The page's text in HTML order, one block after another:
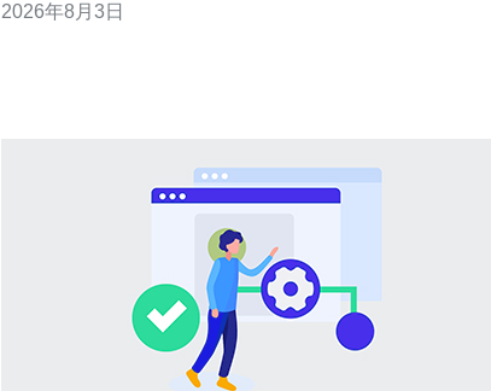
连；最合适（对多数中小团队）经常是使用位于东京的数
2026年8月3日